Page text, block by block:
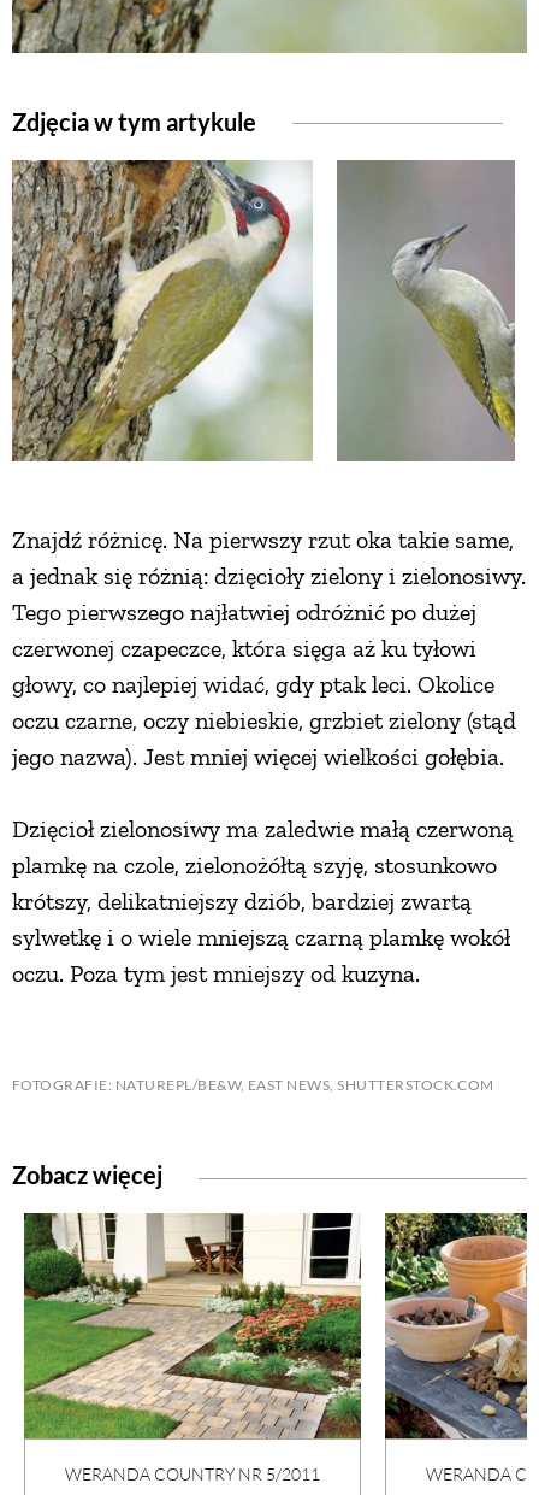
Zdjęcia w tym artykule
Znajdź różnicę. Na pierwszy rzut oka takie same,
a jednak się różnią: dzięcioły zielony i zielonosiwy.
Tego pierwszego najłatwiej odróżnić po dużej
czerwonej czapeczce, która sięga aż ku tyłowi
głowy, co najlepiej widać, gdy ptak leci. Okolice
oczu czarne, oczy niebieskie, grzbiet zielony (stąd
jego nazwa). Jest mniej więcej wielkości gołębia.
Dzięcioł zielonosiwy ma zaledwie małą czerwoną
plamkę na czole, zielonożółtą szyję, stosunkowo
krótszy, delikatniejszy dziób, bardziej zwartą
sylwetkę i o wiele mniejszą czarną plamkę wokół
oczu. Poza tym jest mniejszy od kuzyna.
FOTOGRAFIE: NATUREPL/BE&W, EAST NEWS, SHUTTERSTOCK.COM
Zobacz więcej
WERANDA COUNTRY NR 5/2011 WERANDA